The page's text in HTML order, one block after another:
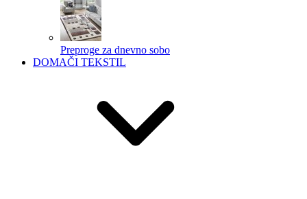
Preproge za dnevno sobo
DOMAČI TEKSTIL